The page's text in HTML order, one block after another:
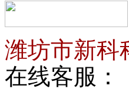
潍坊市新科
在线客服：